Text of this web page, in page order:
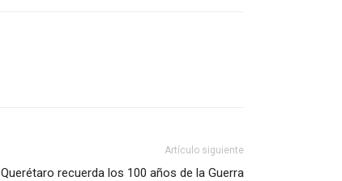
Artículo siguiente
Querétaro recuerda los 100 años de la Guerra